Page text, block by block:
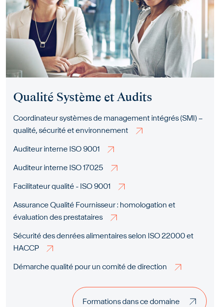
Qualité Système et Audits
Coordinateur systèmes de management intégrés (SMI) –
qualité, sécurité et environnement
Auditeur interne ISO 9001
Auditeur interne ISO 17025
Facilitateur qualité - ISO 9001
Assurance Qualité Fournisseur : homologation et
évaluation des prestataires
Sécurité des denrées alimentaires selon ISO 22000 et
HACCP
Démarche qualité pour un comité de direction
Formations dans ce domaine
Formations dans ce domaine